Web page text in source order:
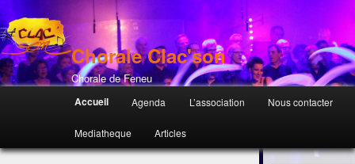
Chorale Clac'son
Chorale de Feneu
Menu principal
Accueil Agenda L’association Nous contacter
Mediatheque Articles